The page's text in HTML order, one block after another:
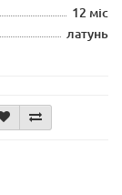
12 міс
латунь